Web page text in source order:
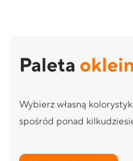
Paleta oklein
Wybierz własną
spośród ponad